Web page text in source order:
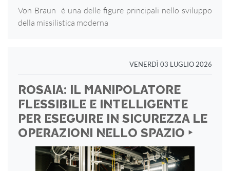
Von Braun è una delle figure principali nello sviluppo
della missilistica moderna
VENERDÌ 03 LUGLIO 2026
ROSAIA: IL MANIPOLATORE
FLESSIBILE E INTELLIGENTE
PER ESEGUIRE IN SICUREZZA LE
OPERAZIONI NELLO SPAZIO ‣